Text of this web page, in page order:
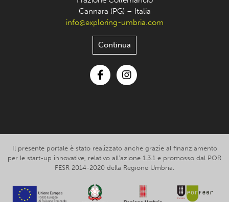
Cannara (PG) – Italia
info@exploring-umbria.com
Continua
Il presente portale è stato realizzato anche grazie al finanziamento
per le start-up innovative, relativo all’azione 1.3.1 e promosso dal POR
FESR 2014-2020 della Regione Umbria.